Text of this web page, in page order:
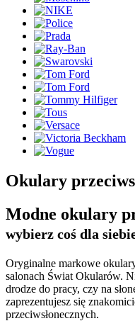
Okulary
Modne okulary
wybierz coś dla
Oryginalne markowe
salonach Świat Okularów.
drodze do pracy, czy na
zaprezentujesz się
przeciwsłonecznych.